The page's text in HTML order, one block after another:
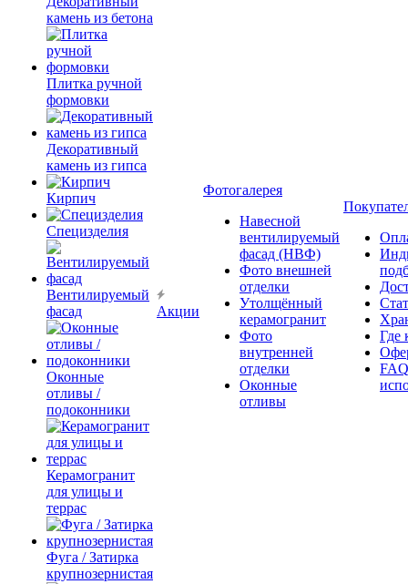
камень из бетона
Плитка ручной
формовки
Декоративный
камень из гипса
Кирпич
Специзделия
Вентилируемый
фасад
Оконные
отливы /
подоконники
Керамогранит
для улицы и
террас
Фуга / Затирка
крупнозернистая
Акции
Фотогалерея
Навесной
вентилируемый
фасад (НВФ)
Фото внешней
отделки
Утолщённый
керамогранит
Фото
внутренней
отделки
Оконные
отливы
Где